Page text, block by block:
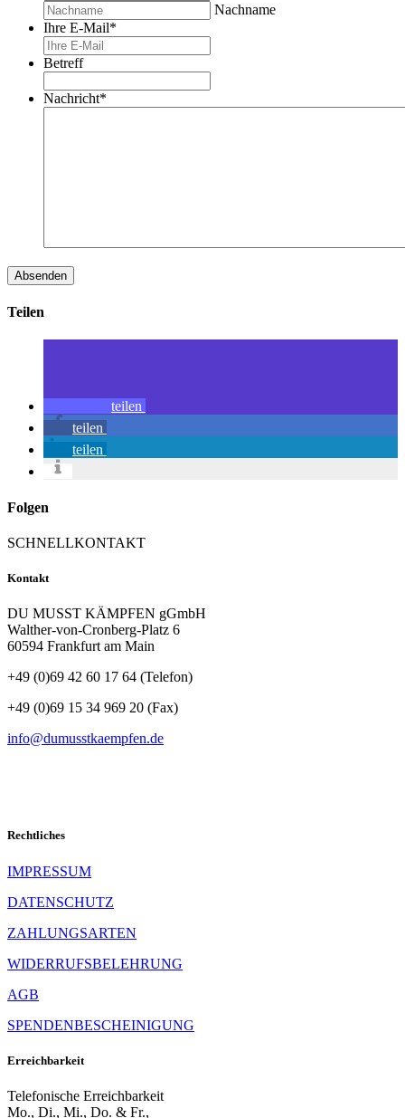
Nachname
Ihre E-Mail*
Betreff
Nachricht*
Teilen
teilen
teilen
teilen
Folgen
SCHNELLKONTAKT
Kontakt
DU MUSST KÄMPFEN gGmbH
Walther-von-Cronberg-Platz 6
60594 Frankfurt am Main
+49 (0)69 42 60 17 64 (Telefon)
+49 (0)69 15 34 969 20 (Fax)
info@dumusstkaempfen.de
Rechtliches
IMPRESSUM
DATENSCHUTZ
ZAHLUNGSARTEN
WIDERRUFSBELEHRUNG
AGB
SPENDENBESCHEINIGUNG
Erreichbarkeit
Telefonische Erreichbarkeit
Mo., Di., Mi., Do. & Fr.,